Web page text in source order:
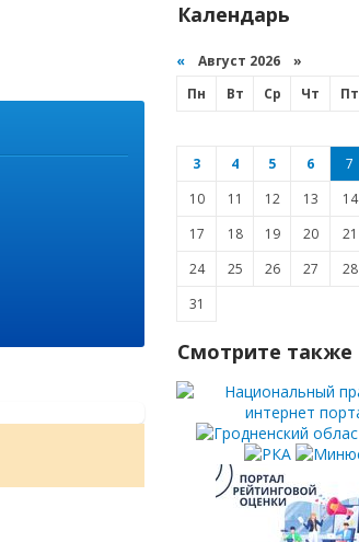
Календарь
« Август 2026 »
Пн
Вт Ср Чт Пт
3
4 5 6 7
10
11 12 13 14
17
18 19 20 21
24
25 26 27 28
31
Смотрите также